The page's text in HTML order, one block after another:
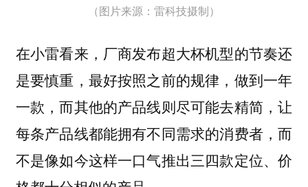
（图片来源：雷科技摄制）
在小雷看来，厂商发布超大杯机型的节奏还
是要慎重，最好按照之前的规律，做到一年
一款，而其他的产品线则尽可能去精简，让
每条产品线都能拥有不同需求的消费者，而
不是像如今这样一口气推出三四款定位、价